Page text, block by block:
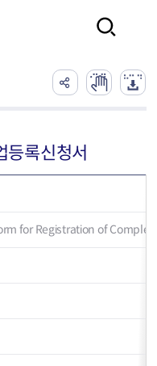
등록신청서
for Registration of